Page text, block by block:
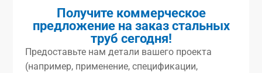
Получите коммерческое
предложение на заказ стальных
труб сегодня!
Предоставьте нам детали вашего проекта
(например, применение, спецификации,